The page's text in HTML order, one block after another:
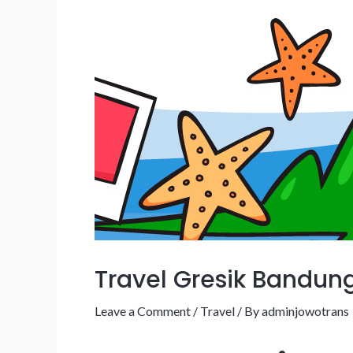
Travel Gresik
Leave a Comment / Travel / Byadminjowotrans